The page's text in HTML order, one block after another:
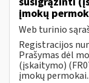
įmokų
Web turinio
Registracijos
Prašymas dėl
(įskaitymo)
įmokų